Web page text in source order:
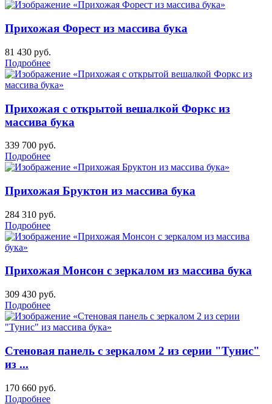
Прихожая Форест из массива бука
81 430 руб.
Подробнее
Прихожая с открытой вешалкой Форкс из
массива бука
339 700 руб.
Подробнее
Прихожая Бруктон из массива бука
284 310 руб.
Подробнее
Прихожая Монсон с зеркалом из массива бука
309 430 руб.
Подробнее
Стеновая панель с зеркалом 2 из серии "Тунис"
из ...
170 660 руб.
Подробнее